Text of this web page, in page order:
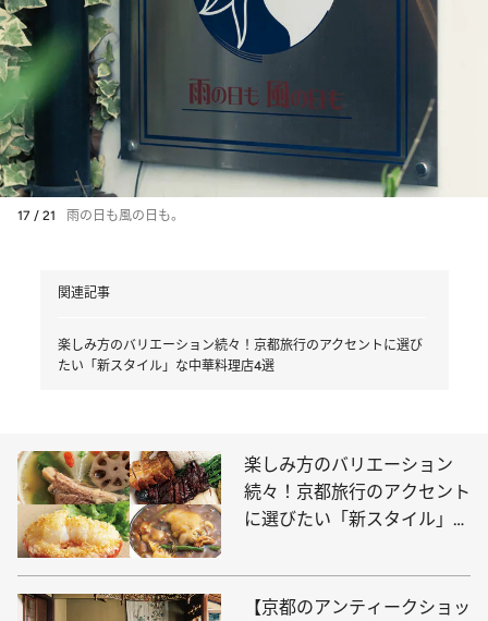
17 / 21 雨の日も風の日も。
関連記事
楽しみ方のバリエーション続々！京都旅行のアクセントに選び
たい「新スタイル」な中華料理店4選
楽しみ方のバリエーション
続々！京都旅行のアクセント
に選びたい「新スタイル」な
【京都のアンティークショッ